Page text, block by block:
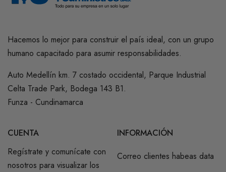
Hacemos lo mejor para construir el país ideal, con un grupo
humano capacitado para asumir responsabilidades.
Auto Medellín km. 7 costado occidental, Parque Industrial
Celta Trade Park, Bodega 143 B1.
Funza - Cundinamarca
CUENTA
Regístrate y comunícate con
nosotros para visualizar los
INFORMACIÓN
Correo clientes habeas data